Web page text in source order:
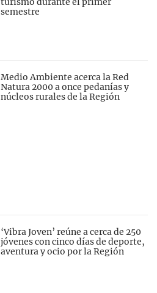
semestre
Medio Ambiente acerca la Red
Natura 2000 a once pedanías y
núcleos rurales de la Región
‘Vibra Joven’ reúne a cerca de 250
jóvenes con cinco días de deporte,
aventura y ocio por la Región